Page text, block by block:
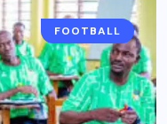
FOOTBALL